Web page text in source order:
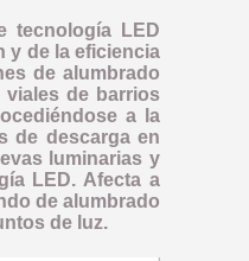
tecnología LED
y de la eficiencia
de alumbrado
de barrios
a la
de descarga en
luminarias y
LED. Afecta a
de alumbrado
de luz.